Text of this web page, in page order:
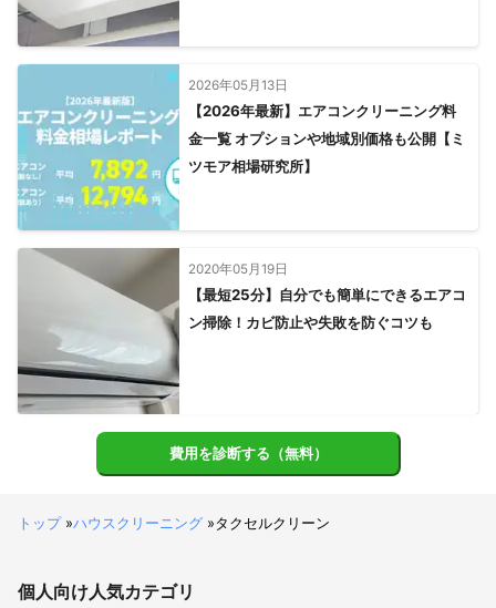
2026年05月13日
【2026年最新】エアコンクリーニング料
金一覧 オプションや地域別価格も公開【ミ
ツモア相場研究所】
2020年05月19日
【最短25分】自分でも簡単にできるエアコ
ン掃除！カビ防止や失敗を防ぐコツも
費用を診断する（無料）
トップ»ハウスクリーニング »タクセルクリーン
個人向け人気カテゴリ